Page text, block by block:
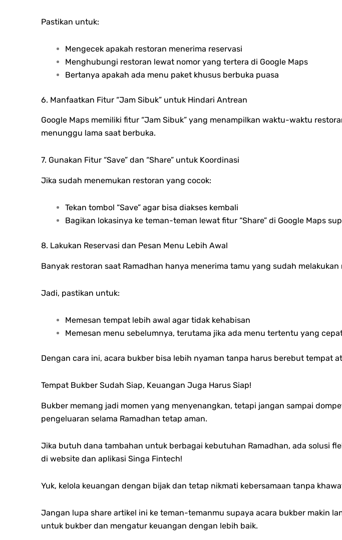
Pastikan untuk:
Mengecek apakah restoran menerima reservasi
Menghubungi restoran lewat nomor yang tertera di Google Maps
Bertanya apakah ada menu paket khusus berbuka puasa
6. Manfaatkan Fitur “Jam Sibuk” untuk Hindari Antrean
Google Maps memiliki fitur “Jam Sibuk” yang menampilkan waktu-waktu
menunggu lama saat berbuka.
7. Gunakan Fitur “Save” dan “Share” untuk Koordinasi
Jika sudah menemukan restoran yang cocok:
Tekan tombol “Save” agar bisa diakses kembali
Bagikan lokasinya ke teman-teman lewat fitur “Share” di Google Maps
8. Lakukan Reservasi dan Pesan Menu Lebih Awal
Banyak restoran saat Ramadhan hanya menerima tamu yang sudah melakukan
Jadi, pastikan untuk:
Memesan tempat lebih awal agar tidak kehabisan
Memesan menu sebelumnya, terutama jika ada menu tertentu yang
Dengan cara ini, acara bukber bisa lebih nyaman tanpa harus berebut tempat
Tempat Bukber Sudah Siap, Keuangan Juga Harus Siap!
Bukber memang jadi momen yang menyenangkan, tetapi jangan sampai
pengeluaran selama Ramadhan tetap aman.
Jika butuh dana tambahan untuk berbagai kebutuhan Ramadhan, ada solusi
di website dan aplikasi Singa Fintech!
Yuk, kelola keuangan dengan bijak dan tetap nikmati kebersamaan tanpa
Jangan lupa share artikel ini ke teman-temanmu supaya acara bukber makin
untuk bukber dan mengatur keuangan dengan lebih baik.